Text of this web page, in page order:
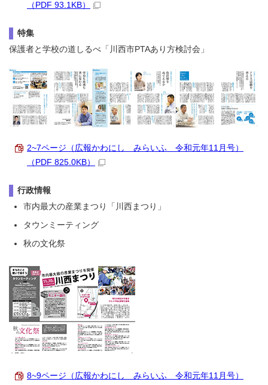
（PDF 93.1KB）
特集
保護者と学校の道しるべ「川西市PTAあり方検討会」
2~7ページ（広報かわにし みらいふ 令和元年11月号）
（PDF 825.0KB）
行政情報
市内最大の産業まつり「川西まつり」
タウンミーティング
秋の文化祭
8~9ページ（広報かわにし みらいふ 令和元年11月号）